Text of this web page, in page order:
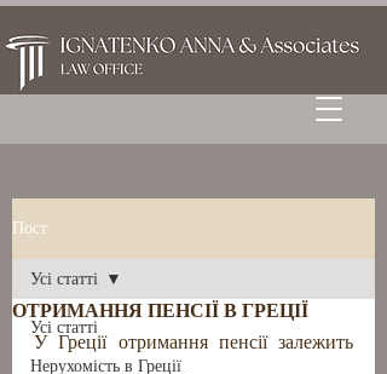
Пост
Усі статті
Нерухомість в Греції
Усі статті
ОТРИМАННЯ ПЕНСІЇ В ГРЕЦІЇ
У Греції отримання пенсії залежить